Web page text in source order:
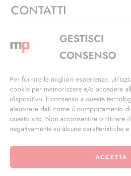
GESTISCI
CONSENSO
Per fornire le migliori esperienze,
cookie per memorizzare e/o accedere
dispositivo. Il consenso a queste
elaborare dati come il comportamento
questo sito. Non acconsentire o ritirare
negativamente su alcune caratteristiche
ACCETTA
CONTATTI
Via Alfieri, 27 - Trezzano Sul
+39 02 4846 3155
info@masterphil.it